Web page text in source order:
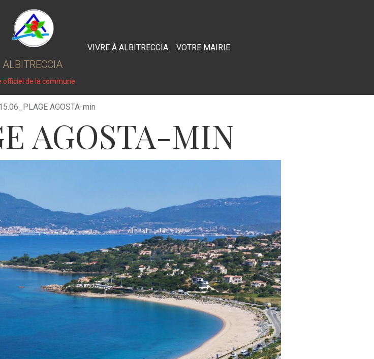
ALBITRECCIA
officiel de la commune
VIVRE À ALBITRECCIA VOTRE MAIRIE
AGOSTA-min
AGOSTA-MIN